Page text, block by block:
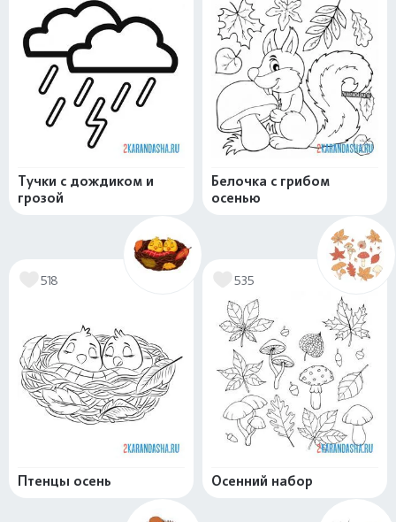
Тучки с дождиком и
грозой
Белочка с грибом
осенью
518
Птенцы осень
535
Осенний набор